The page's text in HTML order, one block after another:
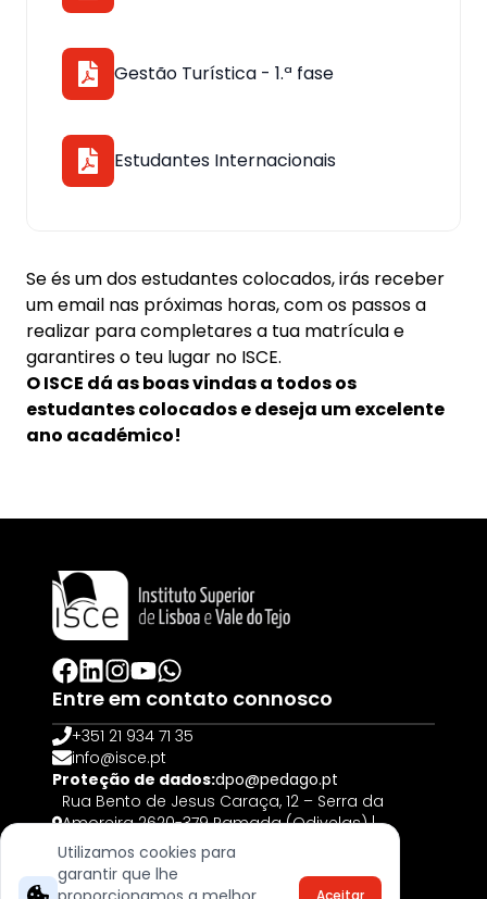
Utilizamos cookies para
garantir que lhe
Aceitar
Gestão Turística - 1.ª fase
Estudantes Internacionais
Se és um dos estudantes colocados, irás receber
um email nas próximas horas, com os passos a
realizar para completares a tua matrícula e
garantires o teu lugar no ISCE.
O ISCE dá as boas vindas a todos os
estudantes colocados e deseja um excelente
ano académico!
Entre em contato connosco
+351 21 934 71 35
info@isce.pt
Proteção de dados:dpo@pedago.pt
Rua Bento de Jesus Caraça, 12 – Serra da
Amoreira 2620-379 Ramada (Odivelas) |
PORTUGAL
© 2025, Todos os direitos reservados